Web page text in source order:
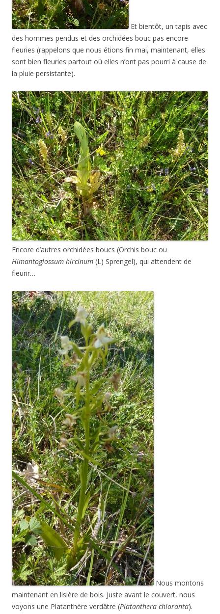
Et bientôt, un tapis avec
des hommes pendus et des orchidées bouc pas encore
fleuries (rappelons que nous étions fin mai, maintenant, elles
sont bien fleuries partout où elles n’ont pas pourri à cause de
la pluie persistante).
Encore d’autres orchidées boucs (Orchis bouc ou
Himantoglossum hircinum (L) Sprengel), qui attendent de
fleurir…
Nous montons
maintenant en lisière de bois. Juste avant le couvert, nous
voyons une Platanthère verdâtre (Platanthera chloranta).